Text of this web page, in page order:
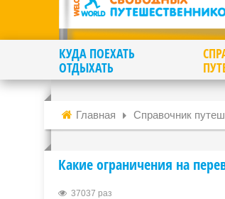
КУДА ПОЕХАТЬ
ОТДЫХАТЬ
Главная Справочник
Какие ограничения на
37037 раз